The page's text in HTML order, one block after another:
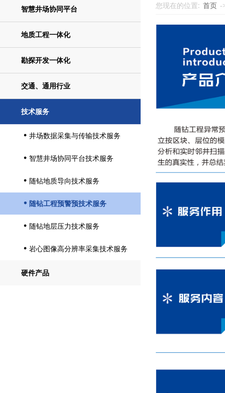
智慧井场协同平台
地质工程一体化
勘探开发一体化
交通、通用行业
技术服务
 井场数据采集与传输技术服务
 智慧井场协同平台技术服务
 随钻地质导向技术服务
 随钻工程预警预技术服务
 随钻地层压力技术服务
 岩心图像高分辨率采集技术服务
硬件产品
您现在的位置: 首页 -